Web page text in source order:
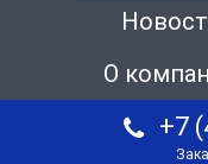
О
+7